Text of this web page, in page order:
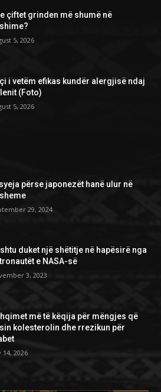
çiftet grinden më shumë në
5, 2026
i vetëm efikas kundër alergjisë ndaj
(Foto)
5, 2026
përse japonezët hanë ulur në
29, 2024
duket një shëtitje në hapësirë nga
e NASA-së
3, 2023
më të këqija për mëngjes që
kolesterolin dhe rrezikun për
14, 2026